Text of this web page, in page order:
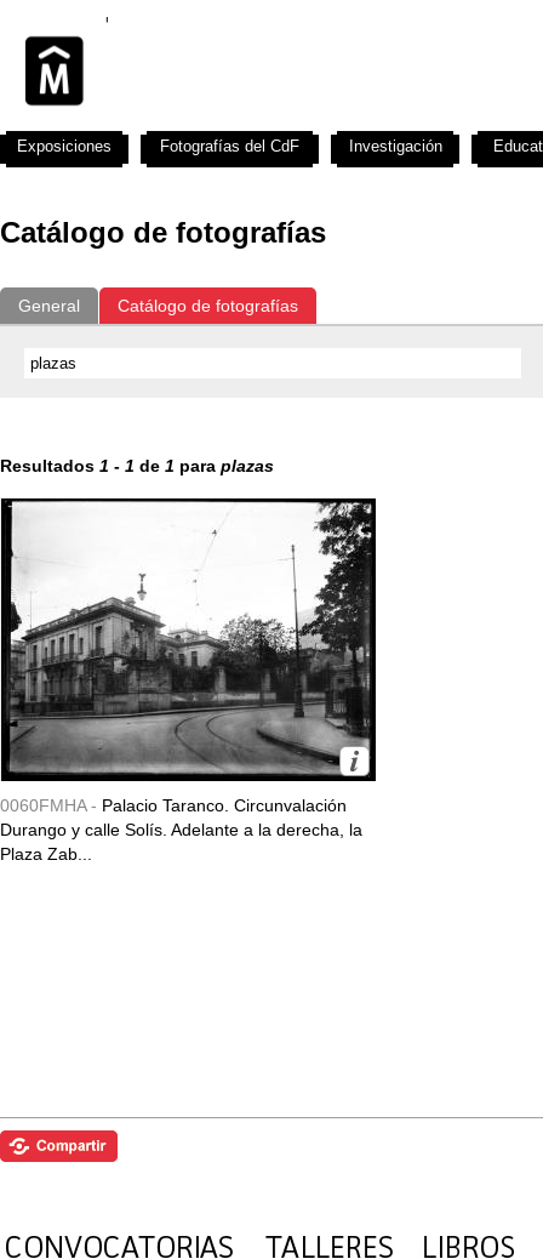
Catálogo de fotografías
General Catálogo de fotografías
Resultados 1 - 1 de 1 para plazas
0060FMHA - Palacio Taranco. Circunvalación
Durango y calle Solís. Adelante a la derecha, la
Plaza Zab...
Exposiciones Fotografías del CdF Investigación